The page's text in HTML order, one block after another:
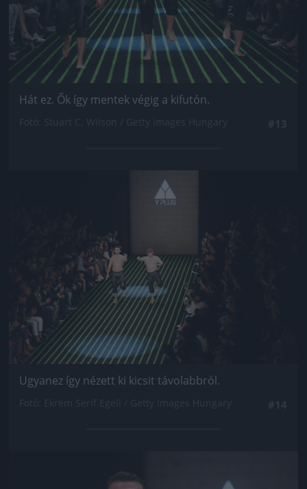
Hát ez. Ők így mentek végig a kifutón.
Jön még kép!
Ugyanez így nézett ki kicsit távolabbról.
Jön még kép!